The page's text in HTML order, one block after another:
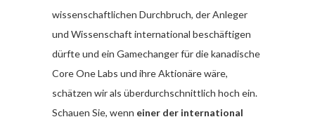
wissenschaftlichen Durchbruch, der Anleger
und Wissenschaft international beschäftigen
dürfte und ein Gamechanger für die kanadische
Core One Labs und ihre Aktionäre wäre,
schätzen wir als überdurchschnittlich hoch ein.
Schauen Sie, wenn einer der international